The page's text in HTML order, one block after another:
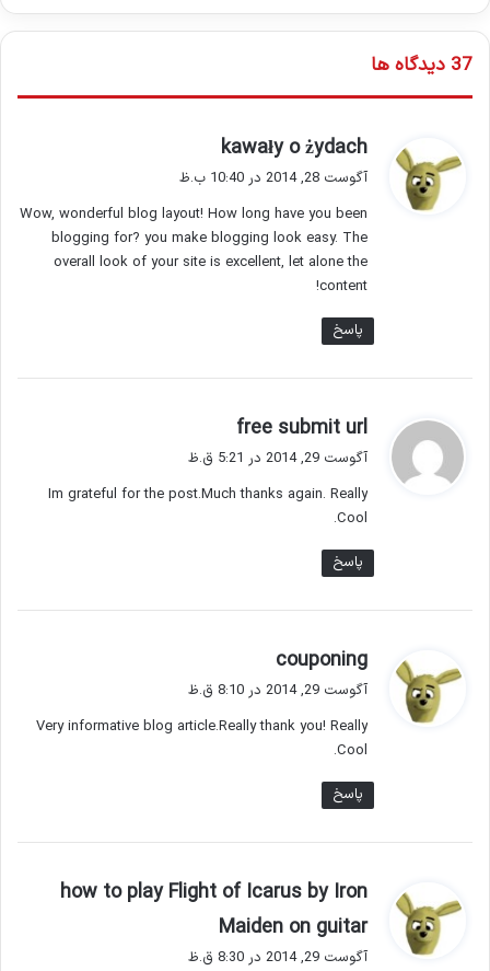
‫37 دیدگاه ها
kawały o żydach
ف
:
آگوست 28, 2014 در 10:40 ب.ظ
Wow, wonderful blog layout! How long have you been
blogging for? you make blogging look easy. The
overall look of your site is excellent, let alone the
content!
پاسخ
free submit url
ف
:
آگوست 29, 2014 در 5:21 ق.ظ
Im grateful for the post.Much thanks again. Really
Cool.
پاسخ
couponing
ف
:
آگوست 29, 2014 در 8:10 ق.ظ
Very informative blog article.Really thank you! Really
Cool.
پاسخ
how to play Flight of Icarus by Iron
Maiden on guitar
ف
آگوست 29, 2014 در 8:30 ق.ظ